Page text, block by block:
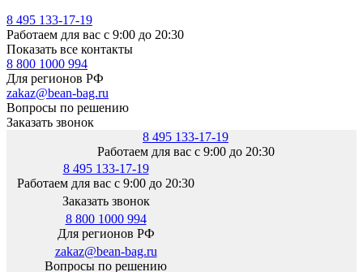
8 495 133-17-19
Работаем для вас с 9:00 до 20:30
Показать все контакты
8 800 1000 994
Для регионов РФ
zakaz@bean-bag.ru
Вопросы по решению
Заказать звонок
8 495 133-17-19
Работаем для вас с 9:00 до 20:30
8 495 133-17-19
Работаем для вас с 9:00 до 20:30
Заказать звонок
8 800 1000 994
Для регионов РФ
zakaz@bean-bag.ru
Вопросы по решению